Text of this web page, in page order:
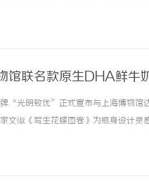
么是330CA3030碳纤改性颗粒？
馆联名款原生DHA鲜牛
牌“光明致优”正式宣布与上海博物
文俶《写生花蝶图卷》为瓶身设计
兼具文化雅趣与原生营养的每日鲜奶